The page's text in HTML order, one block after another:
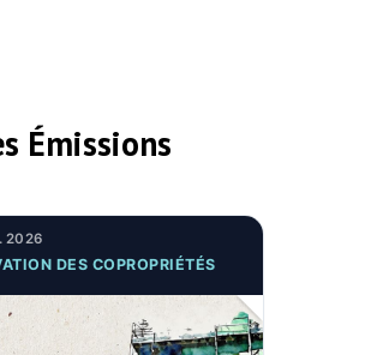
Émissions
2026
DES COPROPRIÉTÉS